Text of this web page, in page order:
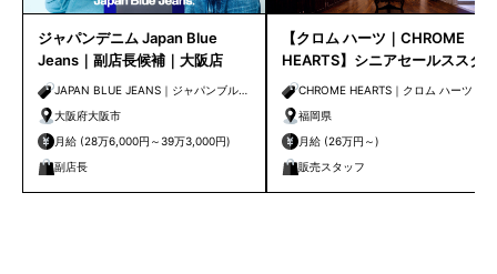
ジャパンデニム Japan Blue
Jeans｜副店長候補｜大阪店
JAPAN BLUE JEANS｜ジャパンブルー
ジーンズ
大阪府大阪市
月給 (28万6,000円～39万3,000円)
副店長
【クロム ハーツ｜CHROME
HEARTS】シニアセールススタ
ッフ ※福岡
CHROME HEARTS｜クロム ハーツ
福岡県
月給 (26万円～)
販売スタッフ